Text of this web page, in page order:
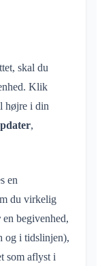
skal du
Klik
højre i din
,
en
du virkelig
en begivenhed,
og i tidslinjen),
som aflyst i